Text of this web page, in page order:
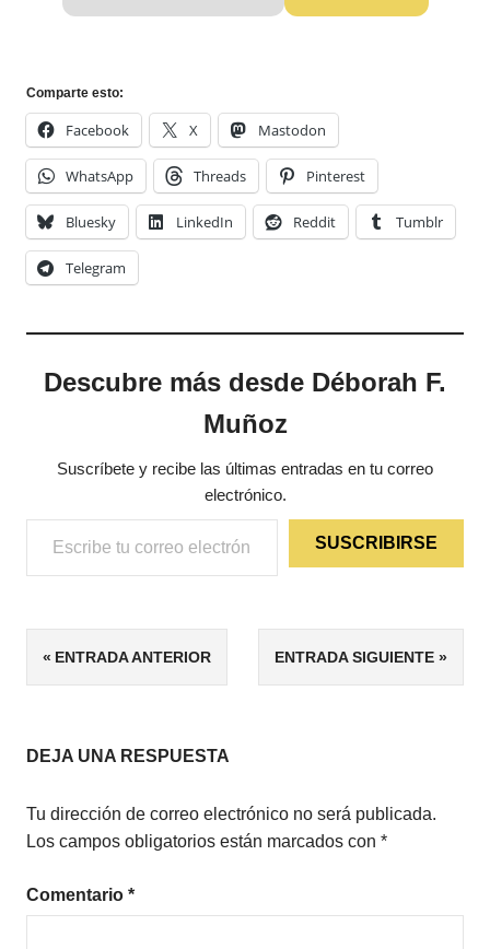
Comparte esto:
Facebook X Mastodon
WhatsApp Threads Pinterest
Bluesky LinkedIn Reddit Tumblr
Telegram
Descubre más desde Déborah F.
Muñoz
Suscríbete y recibe las últimas entradas en tu correo
electrónico.
Escribe tu correo electrónico…
SUSCRIBIRSE
ETIQUETAS
4/5
HISTÓRICO
Navegación
entradas
ENTRADA ANTERIOR ENTRADA SIGUIENTE
DEJA UNA RESPUESTA
Tu dirección de correo electrónico no será publicada.
Los campos obligatorios están marcados con *
Comentario *